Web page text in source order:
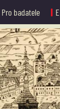
Pro badatele